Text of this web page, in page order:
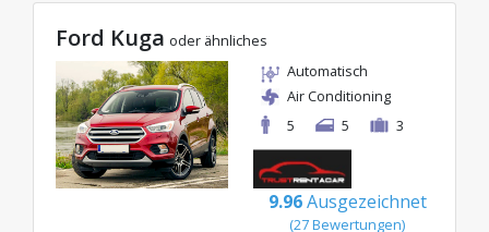
Ford Kuga oder ähnliches
Automatisch
Air Conditioning
5
5 3
9.96 Ausgezeichnet
(27 Bewertungen)